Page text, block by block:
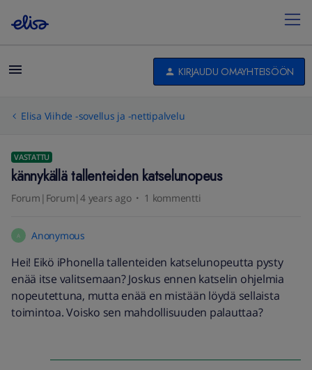
KIRJAUDU OMAYHTEISÖÖN
Elisa Viihde -sovellus ja -nettipalvelu
VASTATTU
kännykällä tallenteiden katselunopeus
Forum|Forum|4 years ago 1 kommentti
A Anonymous
Hei! Eikö iPhonella tallenteiden katselunopeutta pysty
enää itse valitsemaan? Joskus ennen katselin ohjelmia
nopeutettuna, mutta enää en mistään löydä sellaista
toimintoa. Voisko sen mahdollisuuden palauttaa?